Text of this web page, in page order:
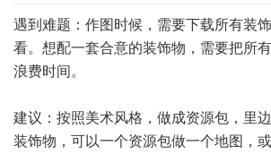
遇到难题：作图时候，需要下载所有装
看。想配一套合意的装饰物，需要把所
浪费时间。
建议：按照美术风格，做成资源包，里
装饰物，可以一个资源包做一个地图，